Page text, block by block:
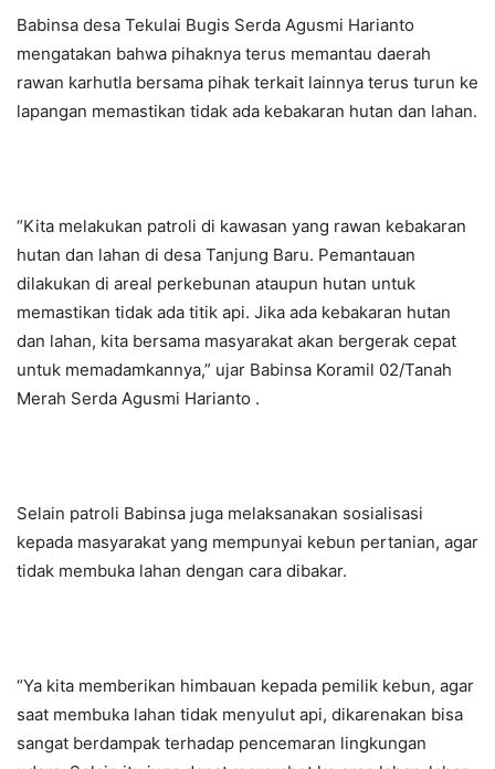
Babinsa desa Tekulai Bugis Serda Agusmi Harianto
mengatakan bahwa pihaknya terus memantau daerah
rawan karhutla bersama pihak terkait lainnya terus turun ke
lapangan memastikan tidak ada kebakaran hutan dan lahan.
“Kita melakukan patroli di kawasan yang rawan kebakaran
hutan dan lahan di desa Tanjung Baru. Pemantauan
dilakukan di areal perkebunan ataupun hutan untuk
memastikan tidak ada titik api. Jika ada kebakaran hutan
dan lahan, kita bersama masyarakat akan bergerak cepat
untuk memadamkannya,” ujar Babinsa Koramil 02/Tanah
Merah Serda Agusmi Harianto .
Selain patroli Babinsa juga melaksanakan sosialisasi
kepada masyarakat yang mempunyai kebun pertanian, agar
tidak membuka lahan dengan cara dibakar.
“Ya kita memberikan himbauan kepada pemilik kebun, agar
saat membuka lahan tidak menyulut api, dikarenakan bisa
sangat berdampak terhadap pencemaran lingkungan